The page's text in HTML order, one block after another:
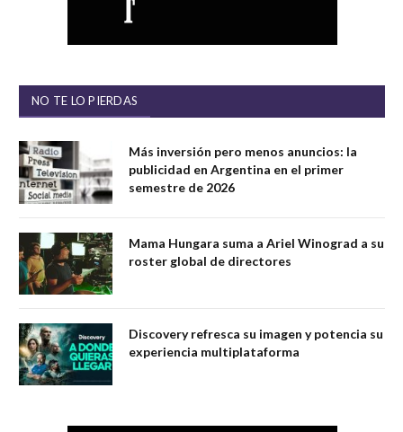
NO TE LO PIERDAS
Más inversión pero menos anuncios: la
publicidad en Argentina en el primer
semestre de 2026
Mama Hungara suma a Ariel Winograd a su
roster global de directores
Discovery refresca su imagen y potencia su
experiencia multiplataforma